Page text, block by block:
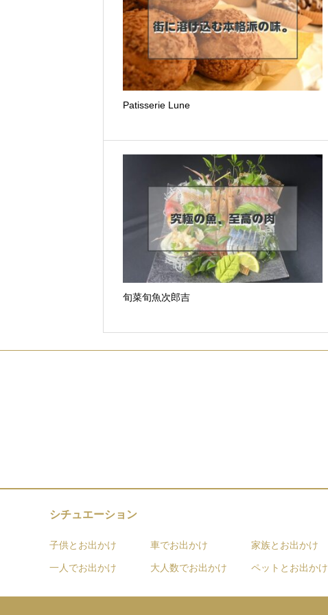
Patisserie Lune
旬菜旬魚次郎吉
シチュエーション
子供とお出かけ 車でお出かけ 家族とお出かけ
一人でお出かけ 大人数でお出かけ ペットとお出かけ